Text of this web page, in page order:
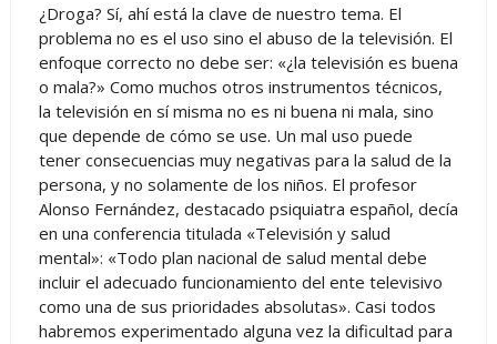
¿Droga? Sí, ahí está la clave de nuestro tema. El
problema no es el uso sino el abuso de la televisión. El
enfoque correcto no debe ser: «¿la televisión es buena
o mala?» Como muchos otros instrumentos técnicos,
la televisión en sí misma no es ni buena ni mala, sino
que depende de cómo se use. Un mal uso puede
tener consecuencias muy negativas para la salud de la
persona, y no solamente de los niños. El profesor
Alonso Fernández, destacado psiquiatra español, decía
en una conferencia titulada «Televisión y salud
mental»: «Todo plan nacional de salud mental debe
incluir el adecuado funcionamiento del ente televisivo
como una de sus prioridades absolutas». Casi todos
habremos experimentado alguna vez la dificultad para